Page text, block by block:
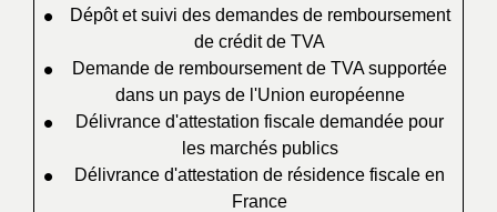
Dépôt et suivi des demandes de remboursement
de crédit de TVA
Demande de remboursement de TVA supportée
dans un pays de l'Union européenne
Délivrance d'attestation fiscale demandée pour
les marchés publics
Délivrance d'attestation de résidence fiscale en
France